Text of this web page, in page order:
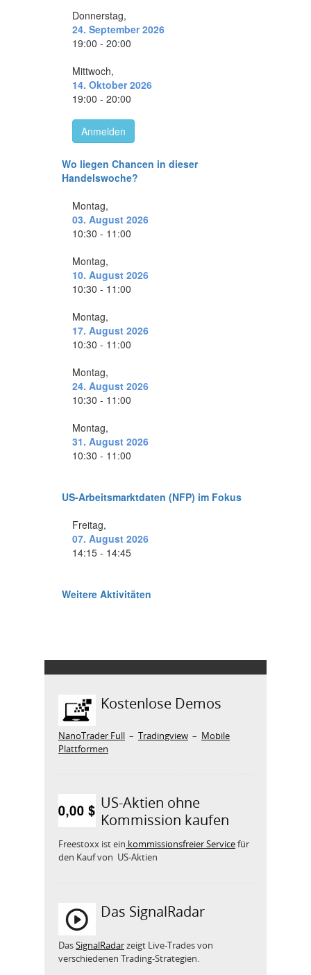
Kostenlose Demos
NanoTrader Full – Tradingview – Mobile
Plattformen
US-Aktien ohne
Kommission kaufen
Freestoxx ist ein kommissionsfreier Servicefür
den Kauf von US-Aktien
Das SignalRadar
DasSignalRadarzeigt Live-Trades von
verschiedenen Trading-Strategien.